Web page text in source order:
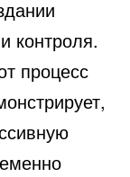
контроля.
процесс